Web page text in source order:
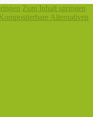
Zum Inhalt springen